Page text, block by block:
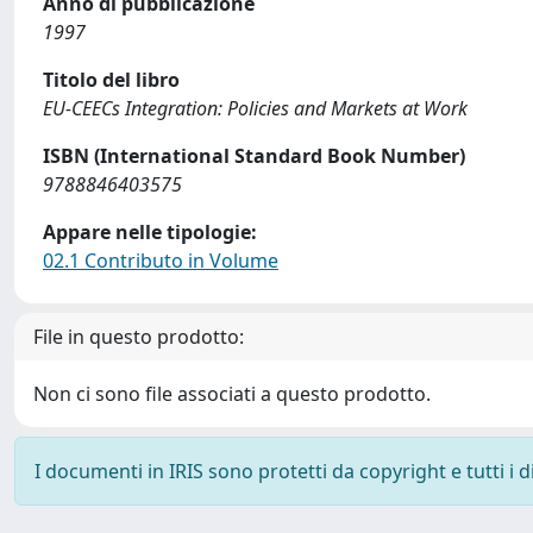
1997
Titolo del libro
EU-CEECs Integration: Policies and Markets at Work
ISBN (International Standard Book Number)
9788846403575
Appare nelle tipologie:
02.1 Contributo in Volume
File in questo prodotto:
Non ci sono file associati a questo prodotto.
I documenti in IRIS sono protetti da copyright e tutti i